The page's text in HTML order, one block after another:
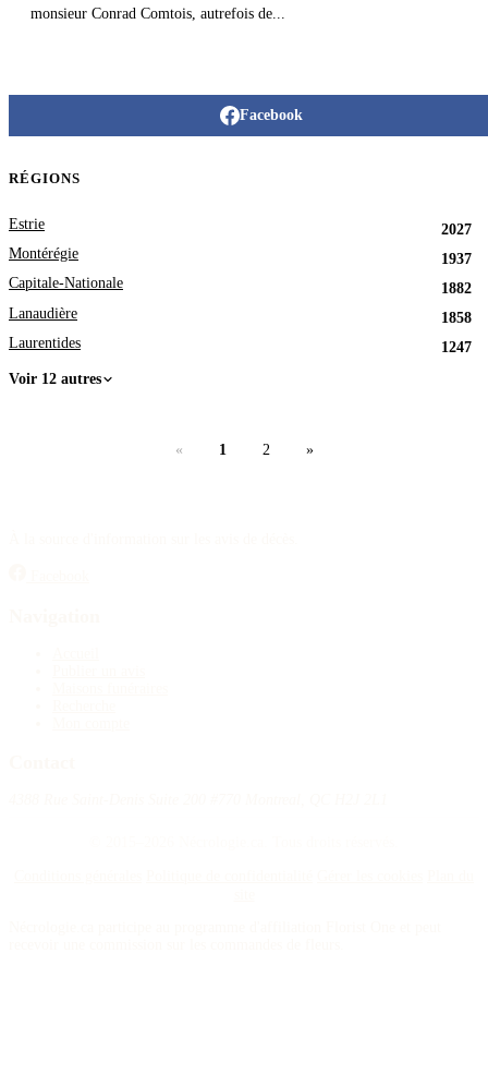
monsieur Conrad Comtois, autrefois de...
Facebook
RÉGIONS
Estrie
2027
Montérégie
1937
Capitale-Nationale
1882
Lanaudière
1858
Laurentides
1247
Voir 12 autres
« 1 2 »